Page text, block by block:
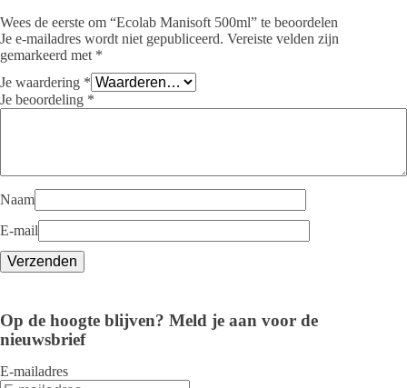
Wees de eerste om “Ecolab Manisoft 500ml” te beoordelen
Je e-mailadres wordt niet gepubliceerd. Vereiste velden zijn
gemarkeerd met *
Je waardering *
Je beoordeling *
Naam
E-mail
Op de hoogte blijven? Meld je aan voor de
nieuwsbrief
E-mailadres